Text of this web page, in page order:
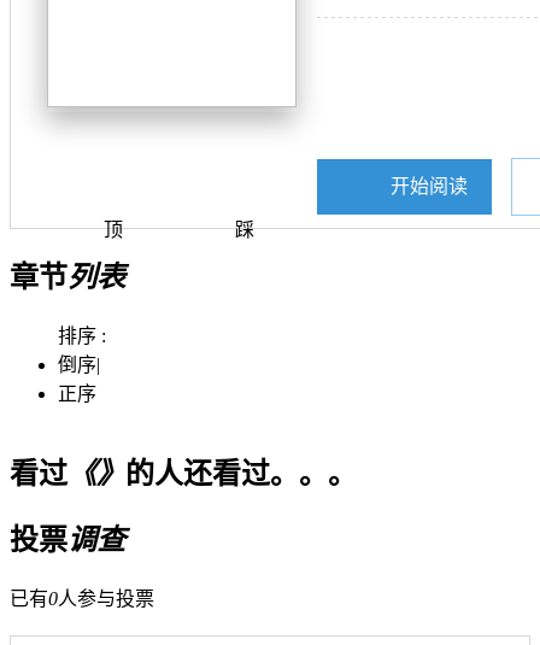
顶 踩
开始阅读
章节列表
排序 :
倒序|
正序
看过《》 的人还看过。。。
投票调查
已有0人参与投票